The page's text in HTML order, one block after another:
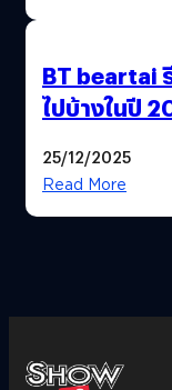
BT beartai
ไปบ้างในปี
25/12/2025
Read More